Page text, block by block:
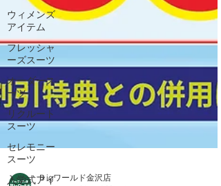
ウィメンズ
アイテム
フレッシャ
ーズスーツ
オーダース
ーツ
リクルート
スーツ
セレモニー
スーツ
入学式アイ